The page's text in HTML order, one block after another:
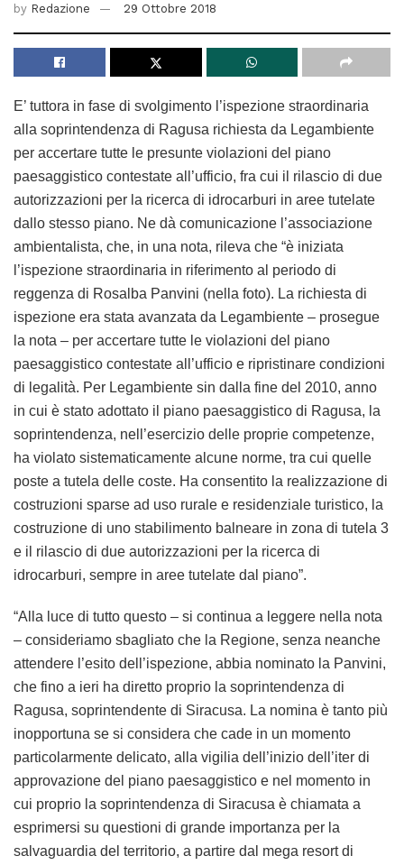
by Redazione 29 Ottobre 2018
E’ tuttora in fase di svolgimento l’ispezione straordinaria
alla soprintendenza di Ragusa richiesta da Legambiente
per accertare tutte le presunte violazioni del piano
paesaggistico contestate all’ufficio, fra cui il rilascio di due
autorizzazioni per la ricerca di idrocarburi in aree tutelate
dallo stesso piano. Ne dà comunicazione l’associazione
ambientalista, che, in una nota, rileva che “è iniziata
l’ispezione straordinaria in riferimento al periodo di
reggenza di Rosalba Panvini (nella foto). La richiesta di
ispezione era stata avanzata da Legambiente – prosegue
la nota – per accertare tutte le violazioni del piano
paesaggistico contestate all’ufficio e ripristinare condizioni
di legalità. Per Legambiente sin dalla fine del 2010, anno
in cui è stato adottato il piano paesaggistico di Ragusa, la
soprintendenza, nell’esercizio delle proprie competenze,
ha violato sistematicamente alcune norme, tra cui quelle
poste a tutela delle coste. Ha consentito la realizzazione di
costruzioni sparse ad uso rurale e residenziale turistico, la
costruzione di uno stabilimento balneare in zona di tutela 3
e il rilascio di due autorizzazioni per la ricerca di
idrocarburi, sempre in aree tutelate dal piano”.
“Alla luce di tutto questo – si continua a leggere nella nota
– consideriamo sbagliato che la Regione, senza neanche
attendere l’esito dell’ispezione, abbia nominato la Panvini,
che fino a ieri ha diretto proprio la soprintendenza di
Ragusa, soprintendente di Siracusa. La nomina è tanto più
inopportuna se si considera che cade in un momento
particolarmente delicato, alla vigilia dell’inizio dell’iter di
approvazione del piano paesaggistico e nel momento in
cui proprio la soprintendenza di Siracusa è chiamata a
esprimersi su questioni di grande importanza per la
salvaguardia del territorio, a partire dal mega resort di